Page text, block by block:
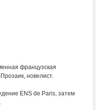
французская
новелист.
ENS de Paris, затем